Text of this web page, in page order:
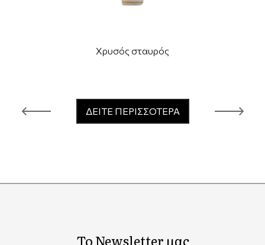
Χρυσός σταυρός
ΔΕΙΤΕ ΠΕΡΙΣΣΟΤΕΡΑ
Το Newsletter μας